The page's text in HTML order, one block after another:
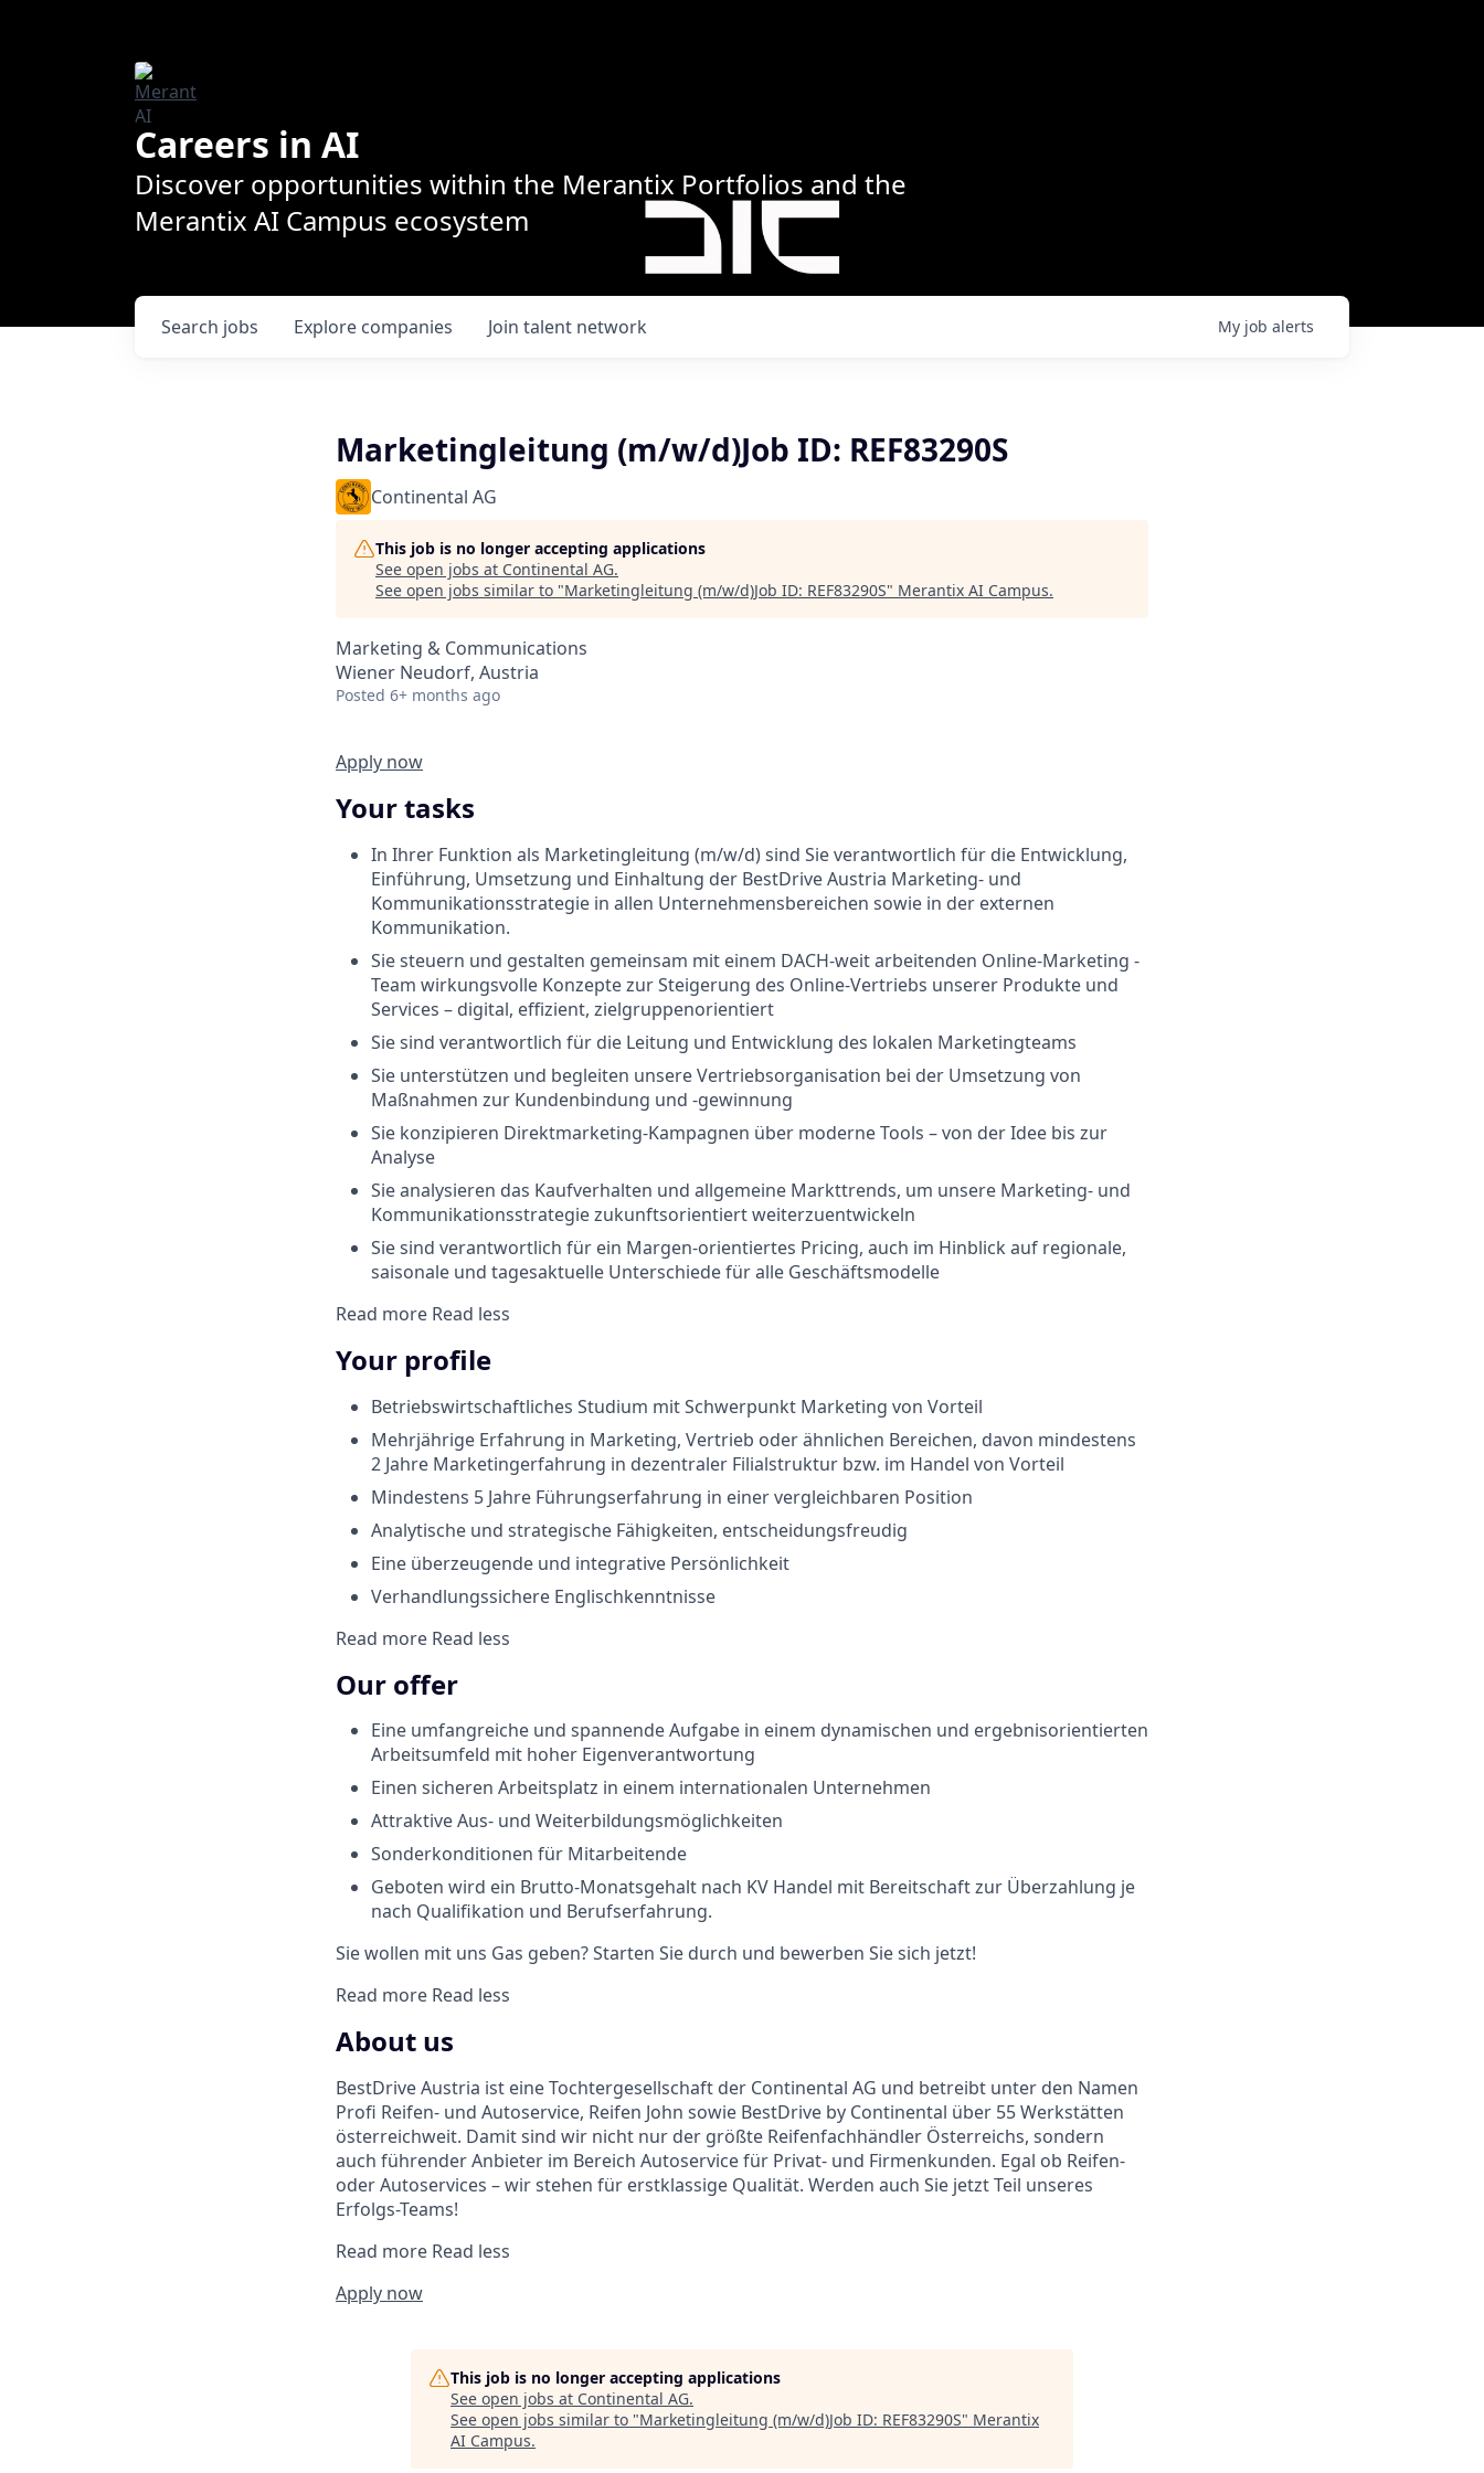
Careers in AI
Discover opportunities within the Merantix Portfolios and the
Merantix AI Campus ecosystem
Search jobs Explore companies Join talent network My job alerts
Marketingleitung (m/w/d)Job ID: REF83290S
Continental AG
This job is no longer accepting applications
See open jobs at Continental AG.
See open jobs similar to "Marketingleitung (m/w/d)Job ID: REF83290S" Merantix AI Campus.
Marketing & Communications
Wiener Neudorf, Austria
Posted 6+ months ago
Apply now
Your tasks
In Ihrer Funktion als Marketingleitung (m/w/d) sind Sie verantwortlich für die Entwicklung,
Einführung, Umsetzung und Einhaltung der BestDrive Austria Marketing- und
Kommunikationsstrategie in allen Unternehmensbereichen sowie in der externen
Kommunikation.
Sie steuern und gestalten gemeinsam mit einem DACH-weit arbeitenden Online-Marketing -
Team wirkungsvolle Konzepte zur Steigerung des Online-Vertriebs unserer Produkte und
Services – digital, effizient, zielgruppenorientiert
Sie sind verantwortlich für die Leitung und Entwicklung des lokalen Marketingteams
Sie unterstützen und begleiten unsere Vertriebsorganisation bei der Umsetzung von
Maßnahmen zur Kundenbindung und -gewinnung
Sie konzipieren Direktmarketing-Kampagnen über moderne Tools – von der Idee bis zur
Analyse
Sie analysieren das Kaufverhalten und allgemeine Markttrends, um unsere Marketing- und
Kommunikationsstrategie zukunftsorientiert weiterzuentwickeln
Sie sind verantwortlich für ein Margen-orientiertes Pricing, auch im Hinblick auf regionale,
saisonale und tagesaktuelle Unterschiede für alle Geschäftsmodelle
Read more Read less
Your profile
Betriebswirtschaftliches Studium mit Schwerpunkt Marketing von Vorteil
Mehrjährige Erfahrung in Marketing, Vertrieb oder ähnlichen Bereichen, davon mindestens
2 Jahre Marketingerfahrung in dezentraler Filialstruktur bzw. im Handel von Vorteil
Mindestens 5 Jahre Führungserfahrung in einer vergleichbaren Position
Analytische und strategische Fähigkeiten, entscheidungsfreudig
Eine überzeugende und integrative Persönlichkeit
Verhandlungssichere Englischkenntnisse
Read more Read less
Our offer
Eine umfangreiche und spannende Aufgabe in einem dynamischen und ergebnisorientierten
Arbeitsumfeld mit hoher Eigenverantwortung
Einen sicheren Arbeitsplatz in einem internationalen Unternehmen
Attraktive Aus- und Weiterbildungsmöglichkeiten
Sonderkonditionen für Mitarbeitende
Geboten wird ein Brutto-Monatsgehalt nach KV Handel mit Bereitschaft zur Überzahlung je
nach Qualifikation und Berufserfahrung.
Sie wollen mit uns Gas geben? Starten Sie durch und bewerben Sie sich jetzt!
Read more Read less
About us
BestDrive Austria ist eine Tochtergesellschaft der Continental AG und betreibt unter den Namen
Profi Reifen- und Autoservice, Reifen John sowie BestDrive by Continental über 55 Werkstätten
österreichweit. Damit sind wir nicht nur der größte Reifenfachhändler Österreichs, sondern
auch führender Anbieter im Bereich Autoservice für Privat- und Firmenkunden. Egal ob Reifen-
oder Autoservices – wir stehen für erstklassige Qualität. Werden auch Sie jetzt Teil unseres
Erfolgs-Teams!
Read more Read less
Apply now
This job is no longer accepting applications
See open jobs at Continental AG.
See open jobs similar to "Marketingleitung (m/w/d)Job ID: REF83290S" Merantix
AI Campus.